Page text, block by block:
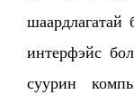
шаардлагатай
интерфэйс
суурин